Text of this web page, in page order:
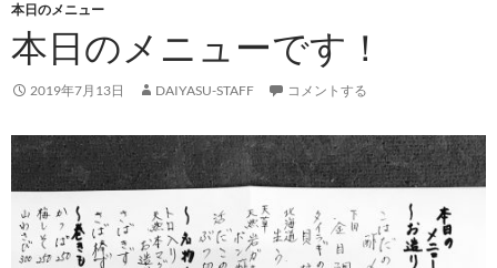
本日のメニュー
本日のメニューです！
2019年7月13日 DAIYASU-STAFF コメントする